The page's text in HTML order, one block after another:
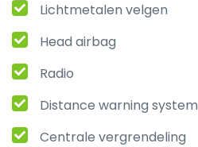
Lichtmetalen velgen
Head airbag
Radio
Distance warning system
Centrale vergrendeling